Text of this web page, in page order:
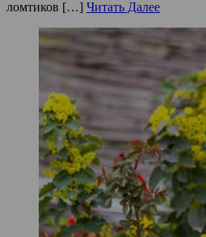
ломтиков […] Читать Далее